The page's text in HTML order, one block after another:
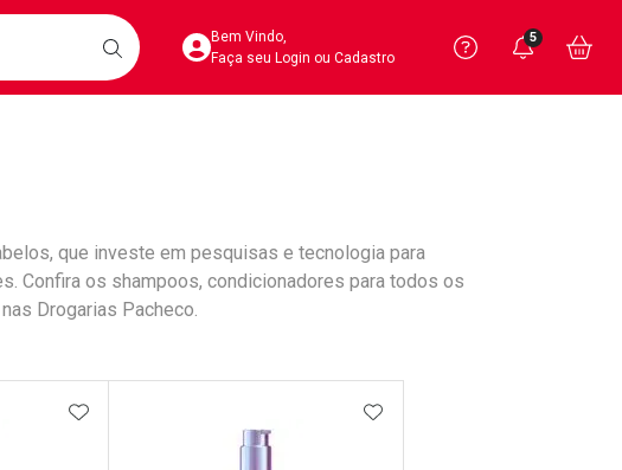
BUSCARAcesse sua Conta
Bem Vindo,
Faça seu Login ou Cadastro
Precisa
Ver Recursos
Você
5
que investe em pesquisas e tecnologia para
Confira os shampoos, condicionadores para todos os
Drogarias Pacheco.
ADICIONAR AOS FAVORITOS ADICIONAR AOS